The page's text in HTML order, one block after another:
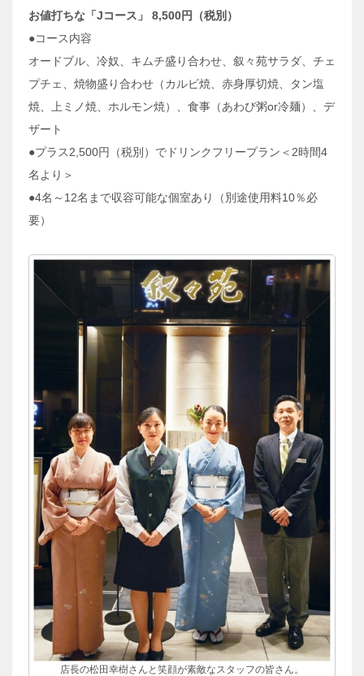
お値打ちな「Jコース」 8,500円（税別）
●コース内容
オードブル、冷奴、キムチ盛り合わせ、叙々苑サラダ、チェ
プチェ、焼物盛り合わせ（カルビ焼、赤身厚切焼、タン塩
焼、上ミノ焼、ホルモン焼）、食事（あわび粥or冷麺）、デ
ザート
●プラス2,500円（税別）でドリンクフリープラン＜2時間4
名より＞
●4名～12名まで収容可能な個室あり（別途使用料10％必
要）
店長の松田幸樹さんと笑顔が素敵なスタッフの皆さん。